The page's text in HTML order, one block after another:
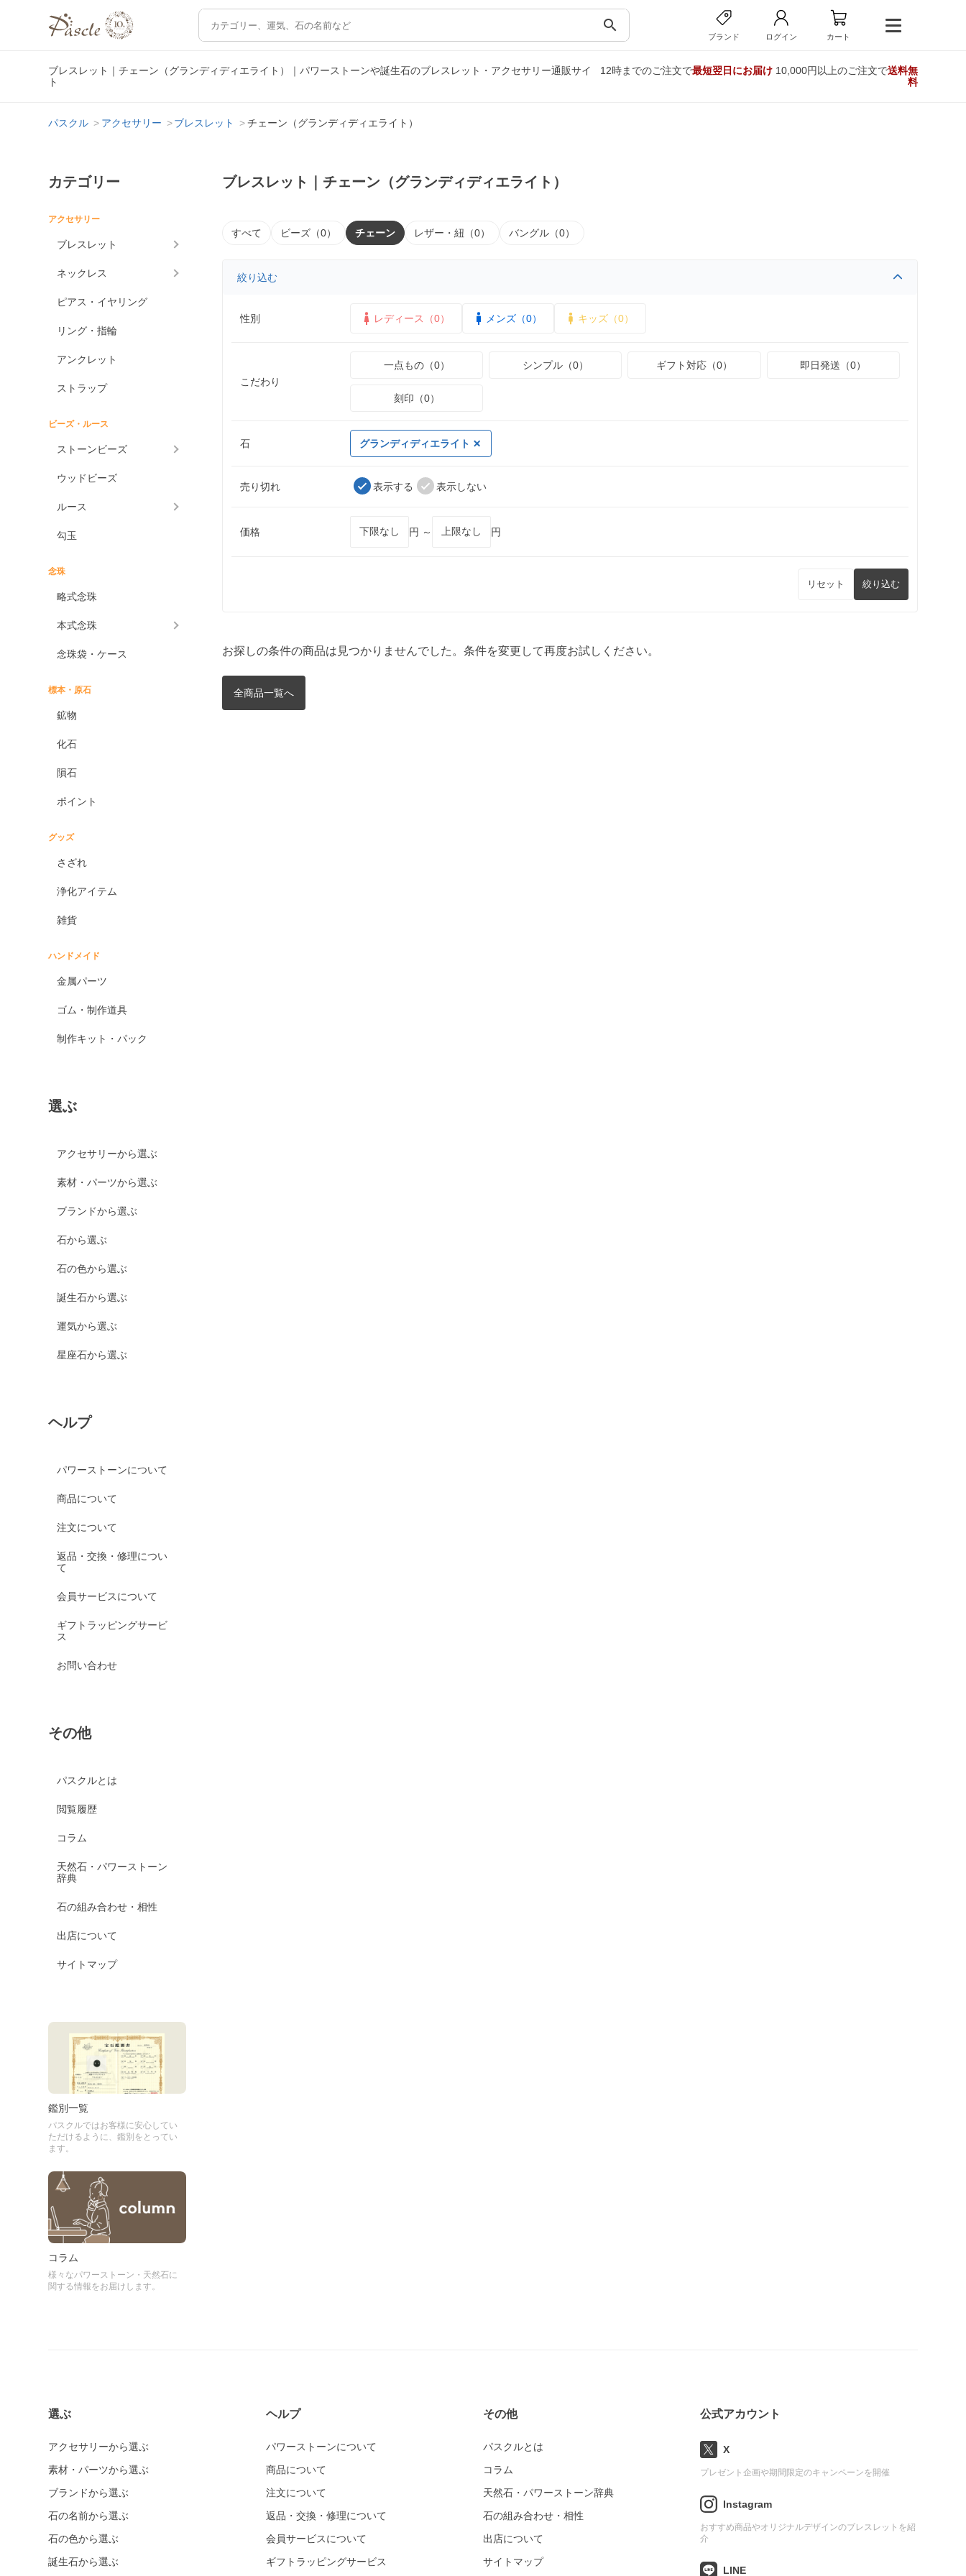
search
ブランド ログイン カート
ブレスレット｜チェーン（グランディディエライト）｜パワーストーンや誕生石のブレスレット・アクセサリー通販サイ
ト
12時までのご注文で最短翌日にお届け10,000円以上のご注文で送料無
料
パスクル アクセサリー ブレスレット チェーン（グランディディエライト）
カテゴリー
アクセサリー
ブレスレット
ネックレス
ピアス・イヤリング
リング・指輪
アンクレット
ストラップ
ビーズ・ルース
ストーンビーズ
ウッドビーズ
ルース
勾玉
念珠
略式念珠
本式念珠
念珠袋・ケース
標本・原石
鉱物
化石
隕石
ポイント
グッズ
さざれ
浄化アイテム
雑貨
ハンドメイド
金属パーツ
ゴム・制作道具
制作キット・パック
選ぶ
アクセサリーから選ぶ
素材・パーツから選ぶ
ブランドから選ぶ
石から選ぶ
石の色から選ぶ
誕生石から選ぶ
運気から選ぶ
星座石から選ぶ
ヘルプ
パワーストーンについて
商品について
注文について
返品・交換・修理につい
て
会員サービスについて
ギフトラッピングサービ
ス
お問い合わせ
その他
パスクルとは
閲覧履歴
コラム
天然石・パワーストーン
辞典
石の組み合わせ・相性
出店について
サイトマップ
鑑別一覧
パスクルではお客様に安心してい
ただけるように、鑑別をとってい
ます。
コラム
様々なパワーストーン・天然石に
関する情報をお届けします。
ブレスレット｜チェーン（グランディディエライト）
すべて ビーズ（0） チェーン レザー・紐（0） バングル（0）
絞り込む
性別 レディース（0） メンズ（0） キッズ（0）
こだわり
一点もの（0） シンプル（0） ギフト対応（0） 即日発送（0）
刻印（0）
石 グランディディエライト
売り切れ 表示する 表示しない
価格 円 ～ 円
リセット 絞り込む
お探しの条件の商品は見つかりませんでした。条件を変更して再度お試しください。
全商品一覧へ
選ぶ
アクセサリーから選ぶ
素材・パーツから選ぶ
ブランドから選ぶ
石の名前から選ぶ
石の色から選ぶ
誕生石から選ぶ
ヘルプ
パワーストーンについて
商品について
注文について
返品・交換・修理について
会員サービスについて
ギフトラッピングサービス
その他
パスクルとは
コラム
天然石・パワーストーン辞典
石の組み合わせ・相性
出店について
サイトマップ
公式アカウント
X
プレゼント企画や期間限定のキャンペーンを開催
Instagram
おすすめ商品やオリジナルデザインのブレスレットを紹
介
LINE